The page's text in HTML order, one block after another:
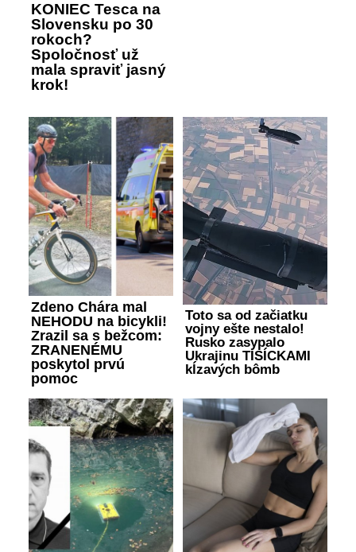
KONIEC Tesca na
Slovensku po 30
rokoch?
Spoločnosť už
mala spraviť jasný
krok!
Zdeno Chára mal
NEHODU na bicykli!
Zrazil sa s bežcom:
ZRANENÉMU
poskytol prvú
pomoc
Toto sa od začiatku
vojny ešte nestalo!
Rusko zasypalo
Ukrajinu TISÍCKAMI
kĺzavých bômb